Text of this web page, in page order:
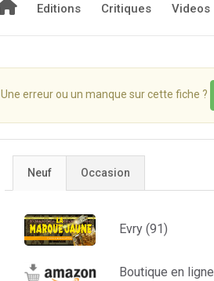
Editions Critiques Videos
Une erreur ou un manque sur cette fiche ?
Neuf Occasion
Evry (91)
Boutique en ligne